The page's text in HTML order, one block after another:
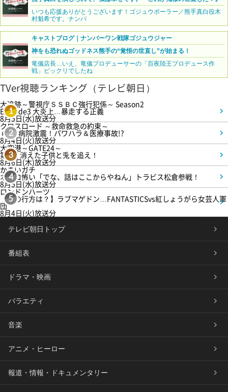
いつも応援ありがとうございます！ゴジュウポーラー／熊手真白役木
村魁希です。ナンバ
キャストブログ｜ナンバーワン戦隊ゴジュウジャー
神をも恐れぬゴッドネス熊手の“覚悟の世直し”が始まる！
竜儀店長…いえ、竜儀プロデューサーの「百夜陸王プロデュース作
戦」ビックリでしたね
TVer視聴ランキング（テレビ朝日）
1
大追跡～警視庁ＳＳＢＣ強行犯係～ Season2
Episode3 大炎上…暴走する正義
8月5日(水)放送分
2
クロスロード ～救命救急の約束～
＃5 病院激震！パワハラ＆医療事故!?
8月4日(火)放送分
3
大空港～GATE24～
第3話 消えた子供と兎を追え！
8月6日(木)放送分
4
かまいガチ
オモロ怖い「でな、話はここからやねん」トラビス松倉参戦！
8月5日(水)放送分
5
ロンドンハーツ
【恋の行方は？】ラブマゲドン…FANTASTICSvs紅しょうがら女芸人軍
団
8月4日(火)放送分
テレビ朝日トップ
番組表
ドラマ・映画
バラエティ
音楽
アニメ・ヒーロー
報道・情報・ドキュメンタリー